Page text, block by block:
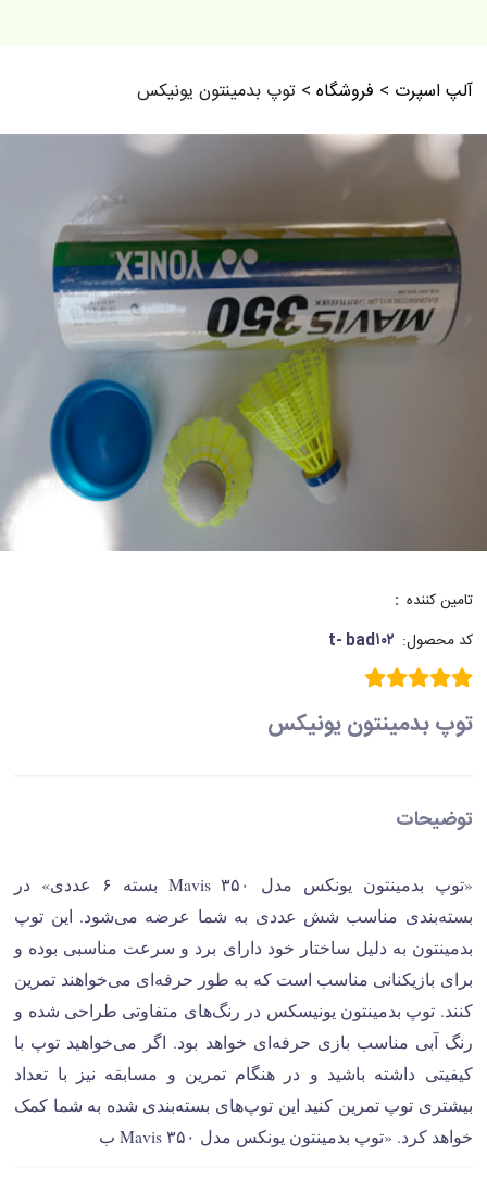
آلپ اسپرت > فروشگاه >توپ بدمینتون یونیکس
تامین کننده :
کد محصول: t- bad۱۰۲
توپ بدمینتون یونیکس
توضیحات
«توپ بدمینتون یونکس مدل Mavis ۳۵۰ بسته ۶ عددی» در
بسته‌بندی مناسب شش عددی به شما عرضه می‌شود. این توپ
بدمینتون به دلیل ساختار خود دارای برد و سرعت مناسبی بوده و
برای بازیکنانی مناسب است که به طور حرفه‌ای می‌خواهند تمرین
کنند. توپ بدمینتون یونیسکس در رنگ‌های متفاوتی طراحی شده و
رنگ آبی مناسب بازی حرفه‌ای خواهد بود. اگر می‌خواهید توپ با
کیفیتی داشته باشید و در هنگام تمرین و مسابقه نیز با تعداد
بیشتری توپ تمرین کنید این توپ‌های بسته‌بندی شده به شما کمک
خواهد کرد. «توپ بدمینتون یونکس مدل Mavis ۳۵۰ ب